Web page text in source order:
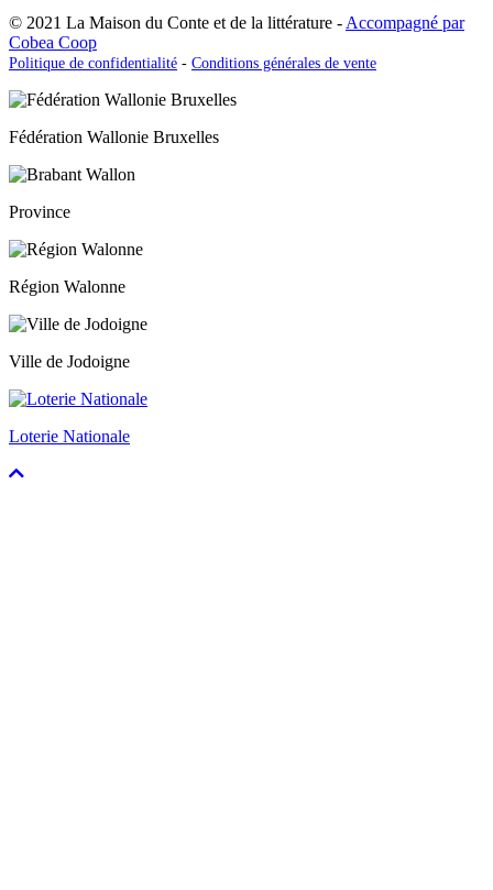
© 2021 La Maison du Conte et de la littérature - Accompagné par
Cobea Coop
Politique de confidentialité - Conditions générales de vente
Fédération Wallonie Bruxelles
Province
Région Walonne
Ville de Jodoigne
Loterie Nationale
Faire